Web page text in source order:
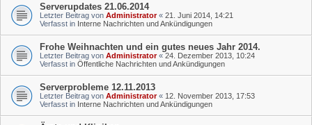
Serverupdates 21.06.2014
Letzter Beitrag von Administrator« 21. Juni 2014, 14:21
Verfasst in Interne Nachrichten und Ankündigungen
Frohe Weihnachten und ein gutes neues Jahr 2014.
Letzter Beitrag von Administrator« 24. Dezember 2013, 10:24
Verfasst in Öffentliche Nachrichten und Ankündigungen
Serverprobleme 12.11.2013
Letzter Beitrag von Administrator« 12. November 2013, 17:53
Verfasst in Interne Nachrichten und Ankündigungen